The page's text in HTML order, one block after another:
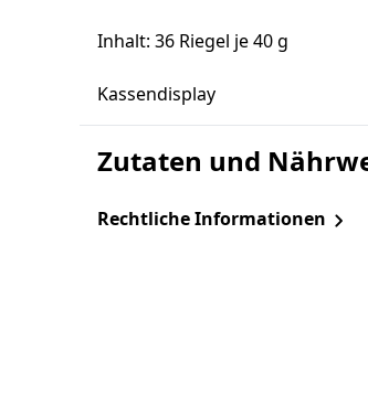
Inhalt: 36 Riegel je 40 g
Kassendisplay
Zutaten und
Rechtliche Informationen